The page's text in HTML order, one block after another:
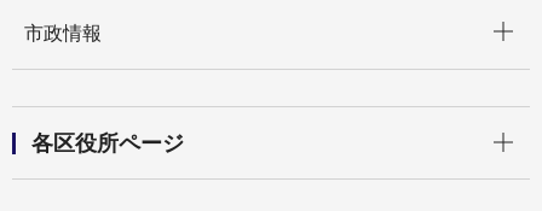
市政情報
各区役所ページ